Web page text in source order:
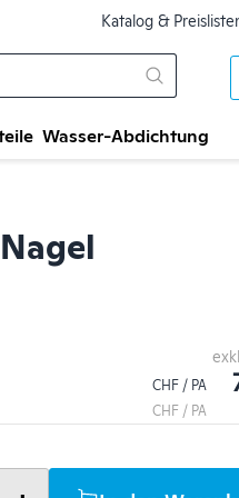
Katalog &
Wasser-Abdichtung
CHF / PA
CHF / PA